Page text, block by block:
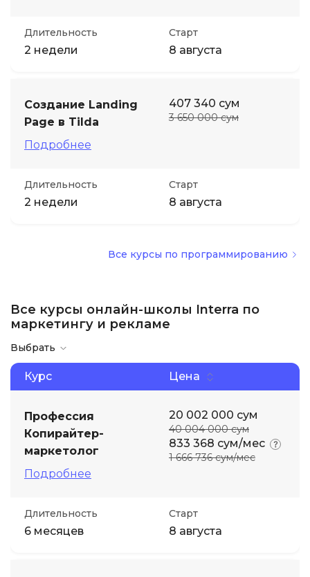
Длительность
2 недели
Старт
8 августа
Создание Landing
Page в Tilda
Подробнее
407 340 сум
3 650 000 сум
Длительность
2 недели
Старт
8 августа
Все курсы по программированию
Все курсы онлайн-школы Interra по
маркетингу и рекламе
Выбрать
Курс Цена
Профессия
Копирайтер-
маркетолог
Подробнее
20 002 000 сум
40 004 000 сум
833 368 сум/мес
1 666 736 сум/мес
Длительность
6 месяцев
Старт
8 августа